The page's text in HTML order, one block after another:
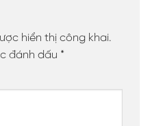
hiển thị công khai.
đánh dấu *